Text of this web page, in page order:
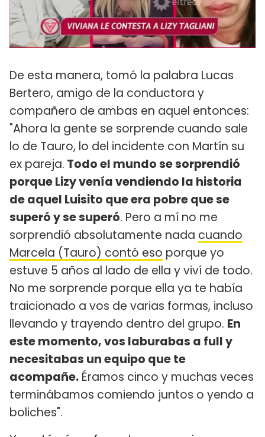
De esta manera, tomó la palabra Lucas
Bertero, amigo de la conductora y
compañero de ambas en aquel entonces:
"Ahora la gente se sorprende cuando sale
lo de Tauro, lo del incidente con Martín su
ex pareja. Todo el mundo se sorprendió
porque Lizy venía vendiendo la historia
de aquel Luisito que era pobre que se
superó y se superó. Pero a mí no me
sorprendió absolutamente nada cuando
Marcela (Tauro) contó eso porque yo
estuve 5 años al lado de ella y viví de todo.
No me sorprende porque ella ya te había
traicionado a vos de varias formas, incluso
llevando y trayendo dentro del grupo. En
este momento, vos laburabas a full y
necesitabas un equipo que te
acompañe. Éramos cinco y muchas veces
terminábamos comiendo juntos o yendo a
boliches".